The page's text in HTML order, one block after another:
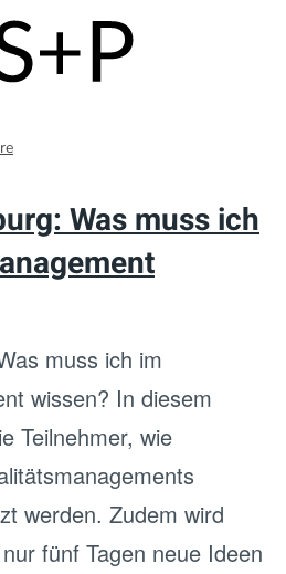
Was muss ich
muss ich im
wissen? In diesem
Teilnehmer, wie
werden. Zudem wird
fünf Tagen neue Ideen